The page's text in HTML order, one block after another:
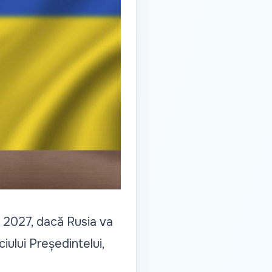
dacă Rusia va
Președintelui,